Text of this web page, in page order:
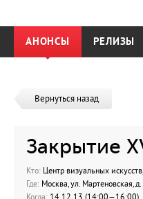
АНОНСЫ РЕЛИЗЫ
Вернуться назад
Закрытие
Кто: Центр визуальных
Где: Москва, ул. Мартеновская,
Когда: 14.12.13 (14:00—16:00)